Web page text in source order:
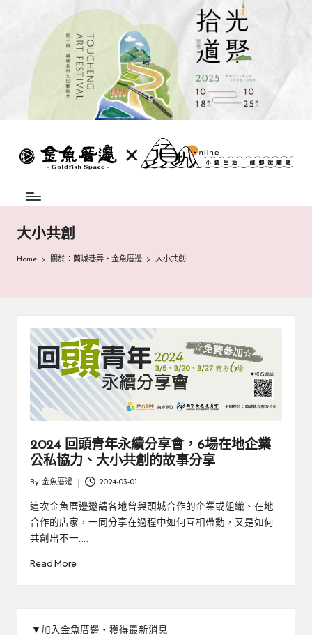
蘭
巷
弄
|
魚
邊
緣
鄉
微
體
驗
城
中
組
致
大小共創
Home 關於：蘭城巷弄‧金魚厝邊 大小共創
2024 回頭青年永續分享會，6場在地企業
公私協力、大小共創的故事分享
by
By 金魚厝邊 2024-03-01
這次金魚厝邊邀請各地曾與頭城合作的企業或組織、在地
合作的店家，一同分享在過程中如何互相帶動，又是如何
共創出不一……
Read More
▼加入金魚厝邊‧獲得最新消息